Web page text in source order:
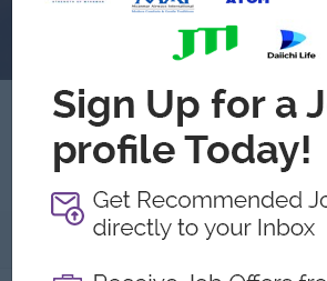
Royal Sein Pan
အကြောင်းအရာ